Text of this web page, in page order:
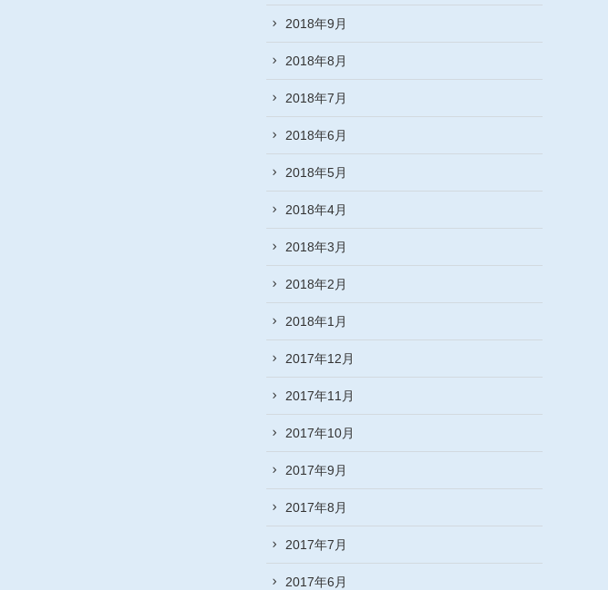
2018年9月
2018年8月
2018年7月
2018年6月
2018年5月
2018年4月
2018年3月
2018年2月
2018年1月
2017年12月
2017年11月
2017年10月
2017年9月
2017年8月
2017年7月
2017年6月